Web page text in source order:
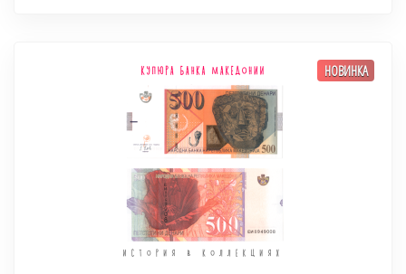
НОВИНКА